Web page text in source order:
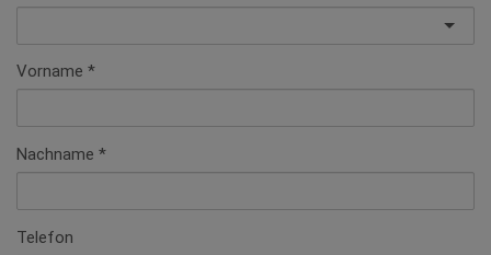
Vorname
Nachname
Telefon